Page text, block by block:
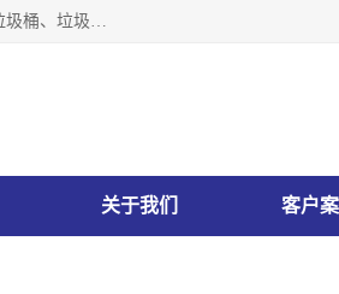
肇庆市汇嘉塑胶制品有限公司是一家塑胶垃圾桶生产厂家，本厂主营：塑料托盘、塑料筐厂家、户外垃圾桶、塑胶垃圾桶、垃圾桶等产品，深受广大客户的欢迎。公司拥有一支勇于、善于集思广益的生产队伍，实力雄厚的技术力量，一贯奉行“以人为本”的管理和服务理念。
关于我们 客户